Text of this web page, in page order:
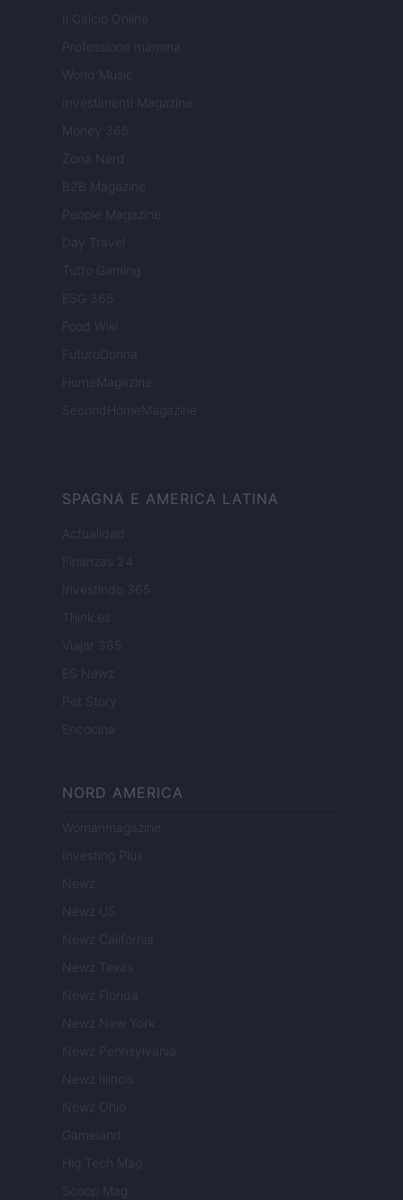
Il Calcio Online
Professione mamma
World Music
Investimenti Magazine
Money 365
Zona Nerd
B2B Magazine
People Magazine
Day Travel
Tutto Gaming
ESG 365
Food Wiki
FuturoDonna
HomeMagazine
SecondHomeMagazine
SPAGNA E AMERICA LATINA
Actualidad
Finanzas 24
Investindo 365
Think.es
Viajar 365
ES Newz
Pet Story
Encocina
NORD AMERICA
Womanmagazine
Investing Plus
Newz
Newz US
Newz California
Newz Texas
Newz Florida
Newz New York
Newz Pennsylvania
Newz Illinois
Newz Ohio
Gameland
Hig Tech Mag
Scoop Mag